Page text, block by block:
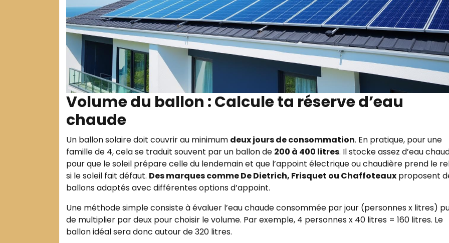
Volume du ballon : Calcule ta réserve d’eau
chaude
Un ballon solaire doit couvrir au minimum deux jours de consommation. En pratique, pour une
famille de 4, cela se traduit souvent par un ballon de 200 à 400 litres. Il stocke assez d’eau
pour que le soleil prépare celle du lendemain et que l’appoint électrique ou chaudière prend le
si le soleil fait défaut. Des marques comme De Dietrich, Frisquet ou Chaffoteaux proposent
ballons adaptés avec différentes options d’appoint.
Une méthode simple consiste à évaluer l’eau chaude consommée par jour (personnes x litres)
de multiplier par deux pour choisir le volume. Par exemple, 4 personnes x 40 litres = 160 litres. Le
ballon idéal sera donc autour de 320 litres.